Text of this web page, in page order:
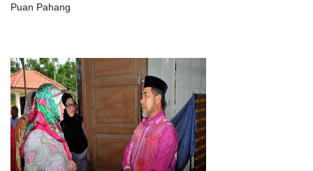
Puan Pahang